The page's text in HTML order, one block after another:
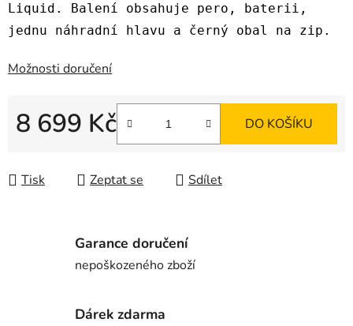
Liquid. Balení obsahuje pero, baterii,
jednu náhradní hlavu a černý obal na zip.
Možnosti doručení
8 699 Kč DO KOŠÍKU
Tisk Zeptat se Sdílet
Garance doručení
nepoškozeného zboží
Dárek zdarma